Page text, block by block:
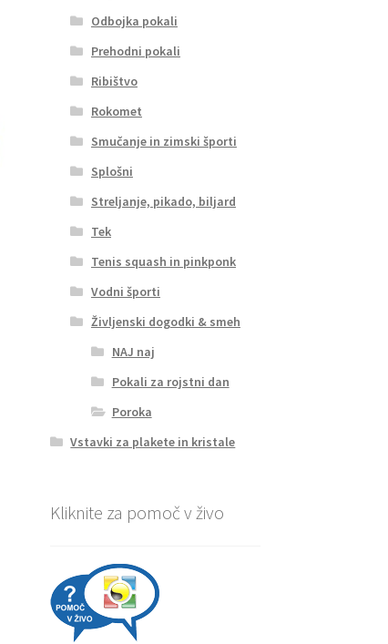
Odbojka pokali
Prehodni pokali
Ribištvo
Rokomet
Smučanje in zimski športi
Splošni
Streljanje, pikado, biljard
Tek
Tenis squash in pinkponk
Vodni športi
Življenski dogodki & smeh
NAJ naj
Pokali za rojstni dan
Poroka
Vstavki za plakete in kristale
Kliknite za pomoč v živo